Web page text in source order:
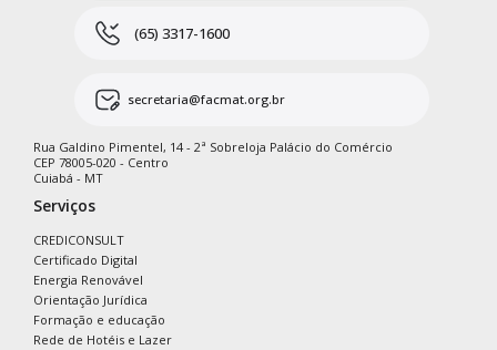
(65) 3317-1600
secretaria@facmat.org.br
Rua Galdino Pimentel, 14 - 2ª Sobreloja Palácio do Comércio
CEP 78005-020 - Centro
Cuiabá - MT
Serviços
CREDICONSULT
Certificado Digital
Energia Renovável
Orientação Jurídica
Formação e educação
Rede de Hotéis e Lazer